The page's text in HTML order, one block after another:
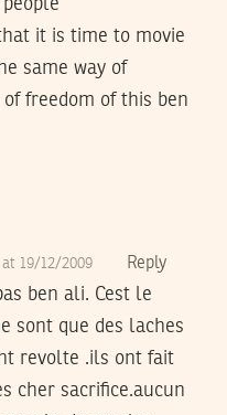
it is time to movie
same way of
freedom of this ben
19/12/2009 Reply
ben ali. Cest le
sont que des laches
revolte .ils ont fait
cher sacrifice.aucun